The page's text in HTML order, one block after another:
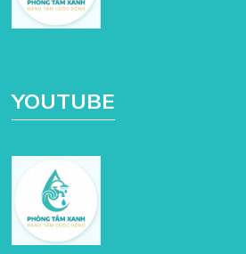
YOUTUBE